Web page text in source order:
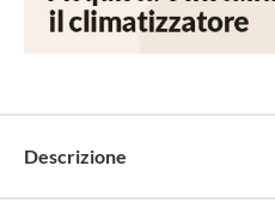
Descrizione